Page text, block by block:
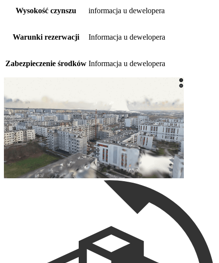
Wysokość czynszu informacja u dewelopera
Warunki rezerwacji Informacja u dewelopera
Zabezpieczenie środków Informacja u dewelopera